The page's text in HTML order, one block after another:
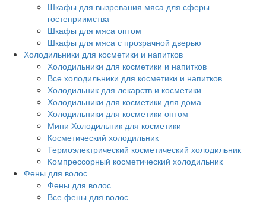
Шкафы для вызревания мяса для сферы
гостеприимства
Шкафы для мяса оптом
Шкафы для мяса с прозрачной дверью
Холодильники для косметики и напитков
Холодильники для косметики и напитков
Все холодильники для косметики и напитков
Холодильник для лекарств и косметики
Холодильники для косметики для дома
Холодильники для косметики оптом
Мини Холодильник для косметики
Косметический холодильник
Термоэлектрический косметический холодильник
Компрессорный косметический холодильник
Фены для волос
Фены для волос
Все фены для волос